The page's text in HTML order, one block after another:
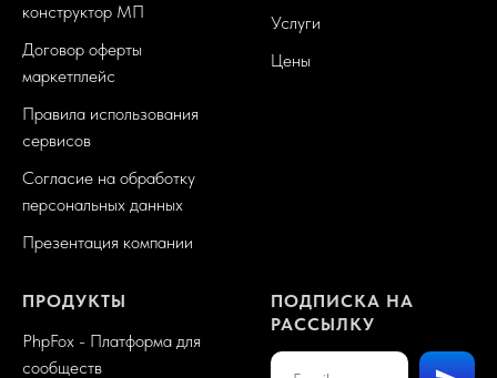
конструктор МП
Договор оферты
маркетплейс
Правила использования
сервисов
Согласие на обработку
персональных данных
Презентация компании
Услуги
Цены
ПРОДУКТЫ
PhpFox - Платформа для
сообществ
ПОДПИСКА НА
РАССЫЛКУ